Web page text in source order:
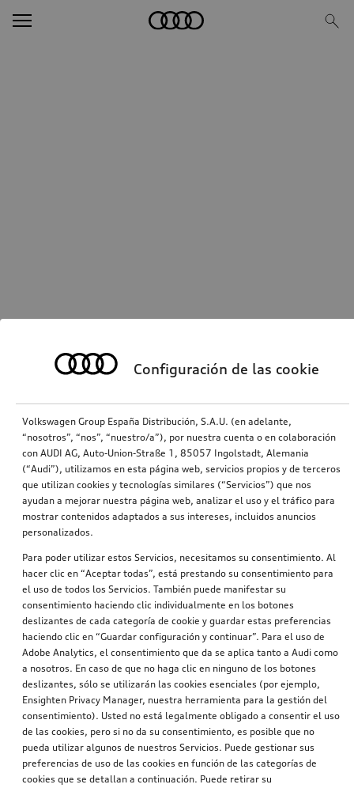
Configuración de las cookie
Volkswagen Group España Distribución, S.A.U. (en adelante,
“nosotros”, “nos”, “nuestro/a”), por nuestra cuenta o en colaboración
con AUDI AG, Auto-Union-Straße 1, 85057 Ingolstadt, Alemania
(“Audi”), utilizamos en esta página web, servicios propios y de terceros
que utilizan cookies y tecnologías similares (“Servicios”) que nos
ayudan a mejorar nuestra página web, analizar el uso y el tráfico para
mostrar contenidos adaptados a sus intereses, incluidos anuncios
personalizados.
Para poder utilizar estos Servicios, necesitamos su consentimiento. Al
hacer clic en “Aceptar todas”, está prestando su consentimiento para
el uso de todos los Servicios. También puede manifestar su
consentimiento haciendo clic individualmente en los botones
deslizantes de cada categoría de cookie y guardar estas preferencias
haciendo clic en “Guardar configuración y continuar”. Para el uso de
Adobe Analytics, el consentimiento que da se aplica tanto a Audi como
a nosotros. En caso de que no haga clic en ninguno de los botones
deslizantes, sólo se utilizarán las cookies esenciales (por ejemplo,
Ensighten Privacy Manager, nuestra herramienta para la gestión del
consentimiento). Usted no está legalmente obligado a consentir el uso
de las cookies, pero si no da su consentimiento, es posible que no
pueda utilizar algunos de nuestros Servicios. Puede gestionar sus
preferencias de uso de las cookies en función de las categorías de
cookies que se detallan a continuación. Puede retirar su